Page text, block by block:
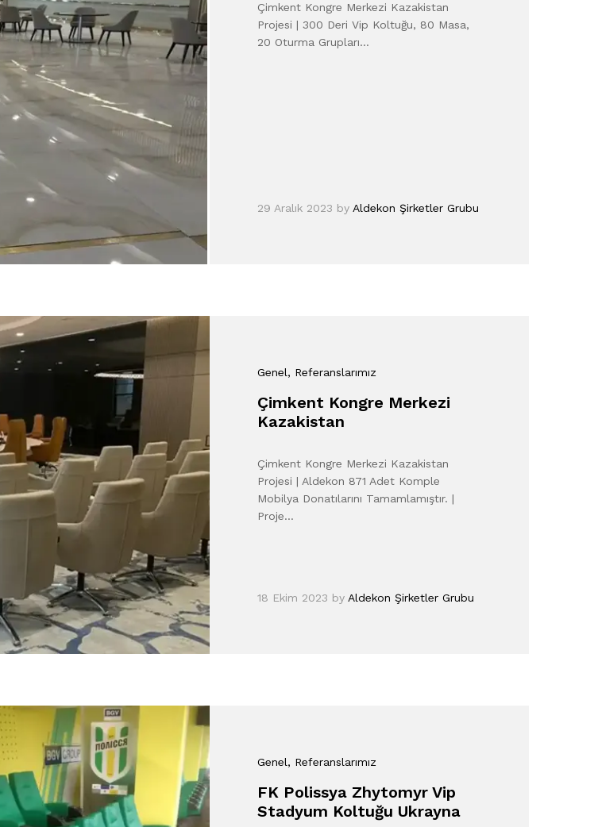
Çimkent Kongre Merkezi Kazakistan
Projesi | 300 Deri Vip Koltuğu, 80 Masa,
20 Oturma Grupları…
29 Aralık 2023 by Aldekon Şirketler Grubu
Genel, Referanslarımız
Çimkent Kongre Merkezi
Kazakistan
Çimkent Kongre Merkezi Kazakistan
Projesi | Aldekon 871 Adet Komple
Mobilya Donatılarını Tamamlamıştır. |
Proje…
18 Ekim 2023 by Aldekon Şirketler Grubu
Genel, Referanslarımız
FK Polissya Zhytomyr Vip
Stadyum Koltuğu Ukrayna